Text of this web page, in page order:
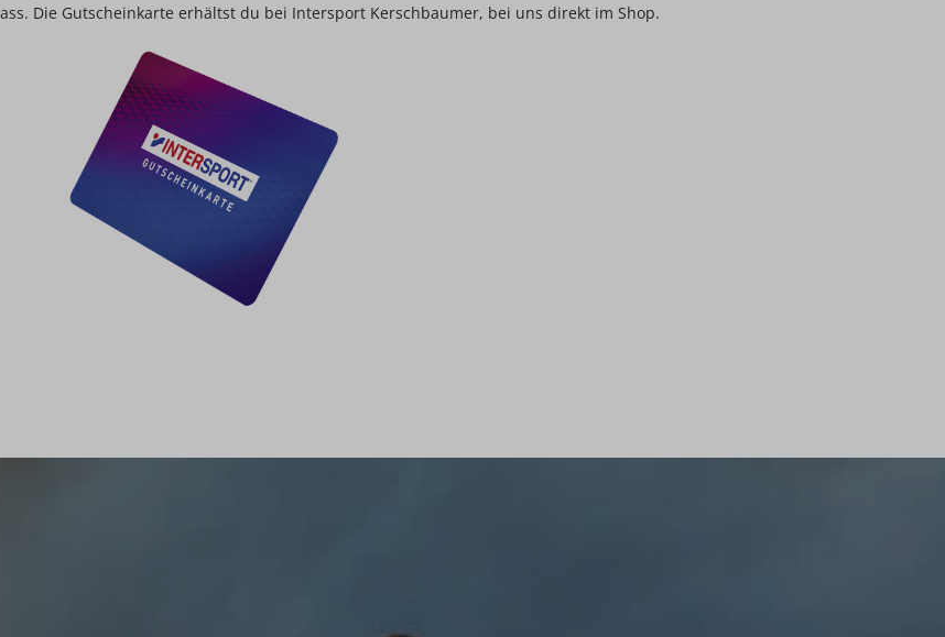
Die Gutscheinkarte erhältst du bei Intersport Kerschbaumer, bei uns direkt im Shop.